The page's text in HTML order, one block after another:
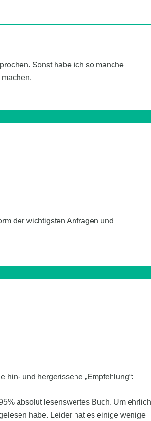
Sonst habe ich so manche
der wichtigsten Anfragen und
hin- und hergerissene „Empfehlung“:
absolut lesenswertes Buch. Um ehrlich
habe. Leider hat es einige wenige